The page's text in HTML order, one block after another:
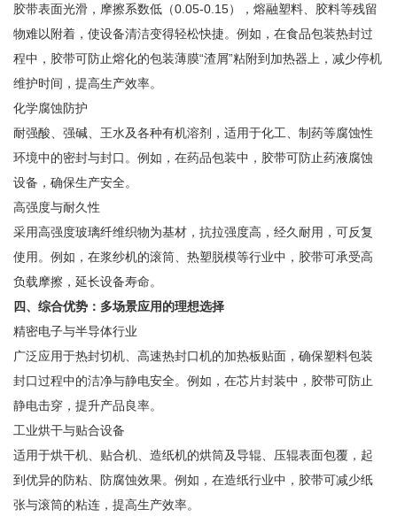
胶带表面光滑，摩擦系数低（0.05-0.15），熔融塑料、胶料等残留
物难以附着，使设备清洁变得轻松快捷。例如，在食品包装热封过
程中，胶带可防止熔化的包装薄膜“渣屑”粘附到加热器上，减少停机
维护时间，提高生产效率。
化学腐蚀防护
耐强酸、强碱、王水及各种有机溶剂，适用于化工、制药等腐蚀性
环境中的密封与封口。例如，在药品包装中，胶带可防止药液腐蚀
设备，确保生产安全。
高强度与耐久性
采用高强度玻璃纤维织物为基材，抗拉强度高，经久耐用，可反复
使用。例如，在浆纱机的滚筒、热塑脱模等行业中，胶带可承受高
负载摩擦，延长设备寿命。
四、综合优势：多场景应用的理想选择
精密电子与半导体行业
广泛应用于热封切机、高速热封口机的加热板贴面，确保塑料包装
封口过程中的洁净与静电安全。例如，在芯片封装中，胶带可防止
静电击穿，提升产品良率。
工业烘干与贴合设备
适用于烘干机、贴合机、造纸机的烘筒及导辊、压辊表面包覆，起
到优异的防粘、防腐蚀效果。例如，在造纸行业中，胶带可减少纸
张与滚筒的粘连，提高生产效率。